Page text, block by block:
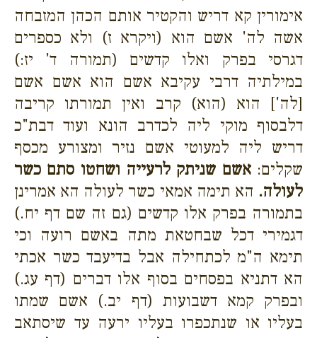
אימורין קא דריש והקטיר אותם הכהן המזבחה
אשה לה' אשם הוא (ויקרא ז) ולא כספרים
דגרסי בפרק ואלו קדשים (תמורה ד' יז:)
במילתיה דרבי עקיבא אשם הוא אשם אשם
[לה'] הוא (הוא) קרב ואין תמורתו קריבה
דלבסוף מוקי ליה לכדרב הונא ועוד דבת"כ
דריש ליה למעוטי אשם נזיר ומצורע מכסף
שקלים:אשם שניתק לרעייה ושחטו סתם כשר
לעולה. הא תימה אמאי כשר לעולה הא אמרינן
בתמורה בפרק אלו קדשים (גם זה שם דף יח.)
דגמירי דכל שבחטאת מתה באשם רועה וכי
תימא ה"מ לכתחילה אבל בדיעבד כשר אכתי
הא דתניא בפסחים בסוף אלו דברים (דף עג.)
ובפרק קמא דשבועות (דף יב.) אשם שמתו
בעליו או שנתכפרו בעליו ירעה עד שיסתאב